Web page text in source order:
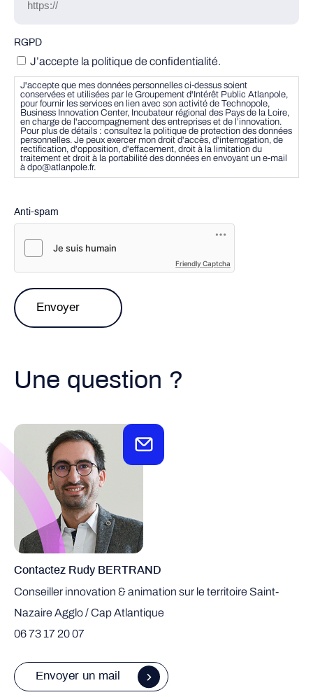
RGPD
J’accepte la politique de confidentialité.
J'accepte que mes données personnelles ci-dessus soient
conservées et utilisées par le Groupement d'Intérêt Public Atlanpole,
pour fournir les services en lien avec son activité de Technopole,
Business Innovation Center, Incubateur régional des Pays de la Loire,
en charge de l'accompagnement des entreprises et de l’innovation.
Pour plus de détails : consultez la politique de protection des données
personnelles. Je peux exercer mon droit d'accès, d'interrogation, de
rectification, d'opposition, d'effacement, droit à la limitation du
traitement et droit à la portabilité des données en envoyant un e-mail
à dpo@atlanpole.fr.
Anti-spam
Friendly Captcha
Une question ?
Contactez Rudy BERTRAND
Conseiller innovation & animation sur le territoire Saint-
Nazaire Agglo / Cap Atlantique
06 73 17 20 07
Envoyer un mail